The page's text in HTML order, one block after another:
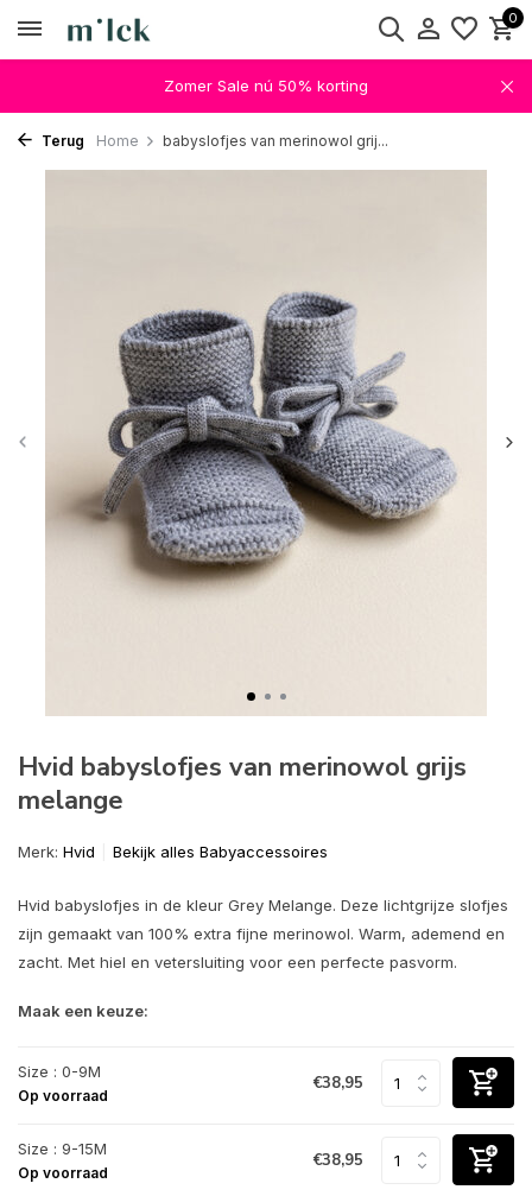
0
Zomer Sale nú 50% korting
Terug Home babyslofjes van merinowol grij...
Hvid babyslofjes van merinowol grijs
melange
Merk: Hvid Bekijk alles Babyaccessoires
Hvid babyslofjes in de kleur Grey Melange. Deze lichtgrijze slofjes
zijn gemaakt van 100% extra fijne merinowol. Warm, ademend en
zacht. Met hiel en vetersluiting voor een perfecte pasvorm.
Maak een keuze:
Size : 0-9M
Op voorraad
€38,95
Size : 9-15M
Op voorraad
€38,95